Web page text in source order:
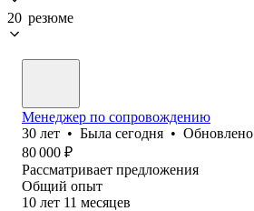
20 резюме
Менеджер по сопровождению
30 лет • Была сегодня • Обновлено
80 000 ₽
Рассматривает предложения
Общий опыт
10 лет 11 месяцев